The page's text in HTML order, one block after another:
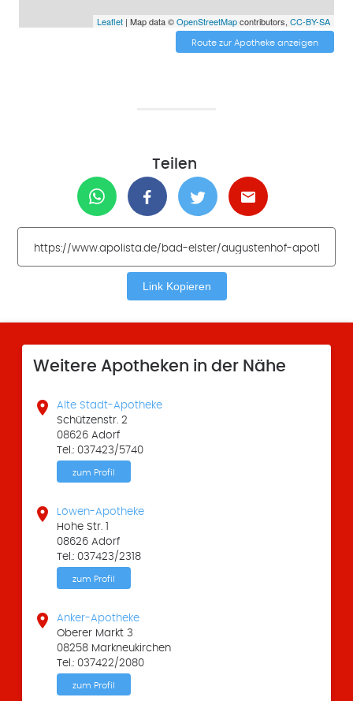
Leaflet| Map data ©OpenStreetMapcontributors, CC-BY-SA
Route zur Apotheke anzeigen
Teilen
Link Kopieren
Weitere Apotheken in der Nähe

Alte Stadt-Apotheke
Schützenstr. 2
08626 Adorf
Tel.: 037423/5740
zum Profil

Löwen-Apotheke
Hohe Str. 1
08626 Adorf
Tel.: 037423/2318
zum Profil

Anker-Apotheke
Oberer Markt 3
08258 Markneukirchen
Tel.: 037422/2080
zum Profil